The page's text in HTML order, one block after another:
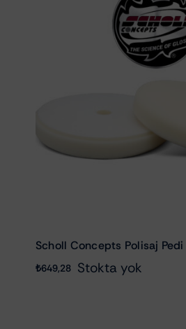
Scholl Concepts Polisaj
₺649,28 Stokta yok